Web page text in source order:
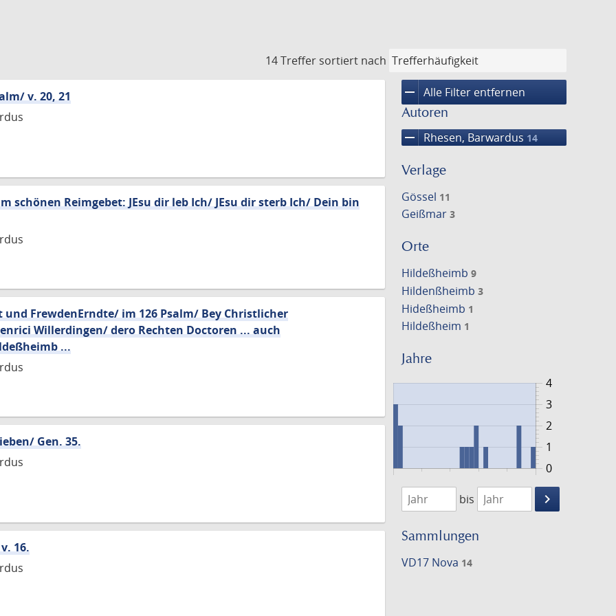
14 Treffer sortiert nach
remove Alle Filter entfernen
Autoren
remove Rhesen, Barwardus 14
Verlage
Gössel 11
Geißmar 3
Orte
Hildeßheimb 9
Hildenßheimb 3
Hideßheimb 1
Hildeßheim 1
Jahre
0
4
1
2
3
1625
1655
bis
keyboard_arrow_right
Suche
Sammlungen
VD17 Nova 14
v. 20, 21
schönen Reimgebet: JEsu dir leb Ich/ JEsu dir sterb Ich/ Dein bin
FrewdenErndte/ im 126 Psalm/ Bey Christlicher
Willerdingen/ dero Rechten Doctoren ... auch
...
Gen. 35.
16.